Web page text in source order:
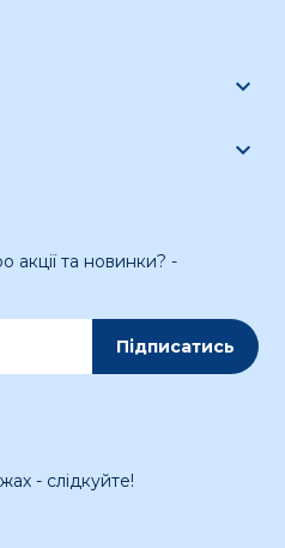


та новинки? -
Підписатись
- слідкуйте!